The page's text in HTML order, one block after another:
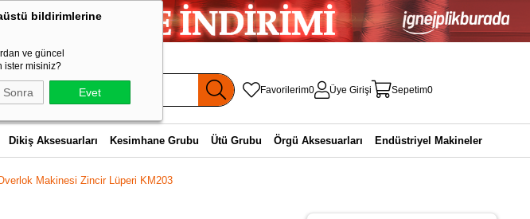
bildirimlerine
ve güncel
ister misiniz?
Sonra Evet Favorilerim0 Üye Girişi Sepetim0
Dikiş Aksesuarları Kesimhane Grubu Ütü Grubu Örgü Aksesuarları Endüstriyel Makineler
Makinesi Zincir Lüperi KM203